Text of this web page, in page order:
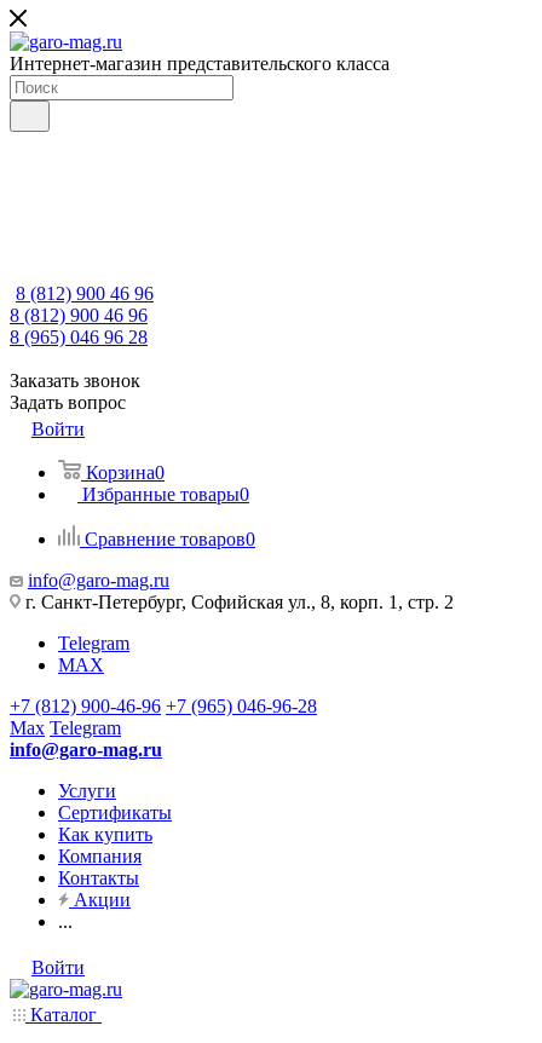
Интернет-магазин представительского класса
8 (812) 900 46 96
8 (812) 900 46 96
8 (965) 046 96 28
Заказать звонок
Задать вопрос
Войти
Корзина0
Избранные товары0
Сравнение товаров0
info@garo-mag.ru
г. Санкт-Петербург, Софийская ул., 8, корп. 1, стр. 2
Telegram
MAX
+7 (812) 900-46-96 +7 (965) 046-96-28
Max Telegram
info@garo-mag.ru
Услуги
Сертификаты
Как купить
Компания
Контакты
Акции
...
Войти
Каталог